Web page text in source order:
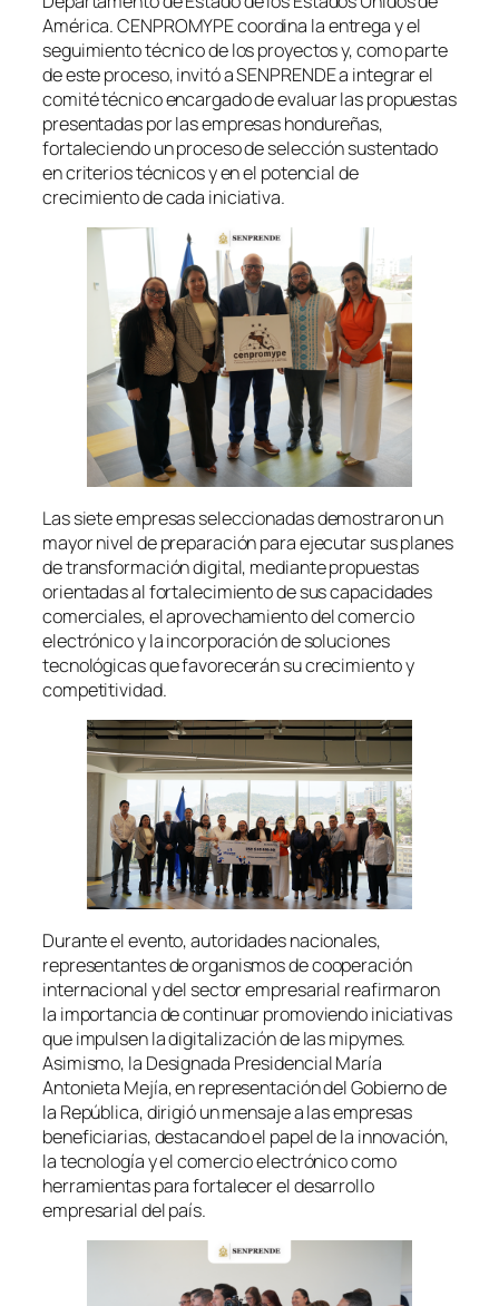
América. CENPROMYPE coordina la entrega y el
seguimiento técnico de los proyectos y, como parte
de este proceso, invitó a SENPRENDE a integrar el
comité técnico encargado de evaluar las propuestas
presentadas por las empresas hondureñas,
fortaleciendo un proceso de selección sustentado
en criterios técnicos y en el potencial de
crecimiento de cada iniciativa.
Las siete empresas seleccionadas demostraron un
mayor nivel de preparación para ejecutar sus planes
de transformación digital, mediante propuestas
orientadas al fortalecimiento de sus capacidades
comerciales, el aprovechamiento del comercio
electrónico y la incorporación de soluciones
tecnológicas que favorecerán su crecimiento y
competitividad.
Durante el evento, autoridades nacionales,
representantes de organismos de cooperación
internacional y del sector empresarial reafirmaron
la importancia de continuar promoviendo iniciativas
que impulsen la digitalización de las mipymes.
Asimismo, la Designada Presidencial María
Antonieta Mejía, en representación del Gobierno de
la República, dirigió un mensaje a las empresas
beneficiarias, destacando el papel de la innovación,
la tecnología y el comercio electrónico como
herramientas para fortalecer el desarrollo
empresarial del país.